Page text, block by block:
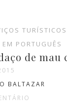
TURÍSTICOS
PORTUGUÊS
de mau
BALTAZAR